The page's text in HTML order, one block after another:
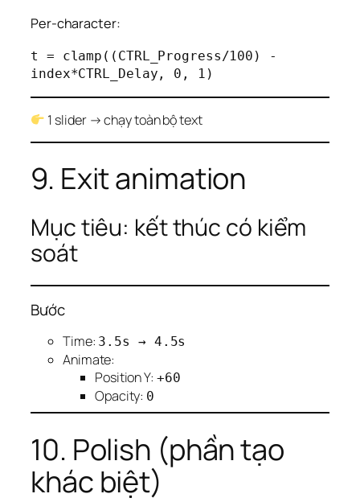
Per-character:
t = clamp((CTRL_Progress/100) -
1 slider → chạy toàn bộ text
9. Exit animation
Mục tiêu: kết thúc có kiểm
soát
Bước
Time: 3.5s → 4.5s
Animate:
Position Y: +60
Opacity: 0
10. Polish (phần tạo
khác biệt)